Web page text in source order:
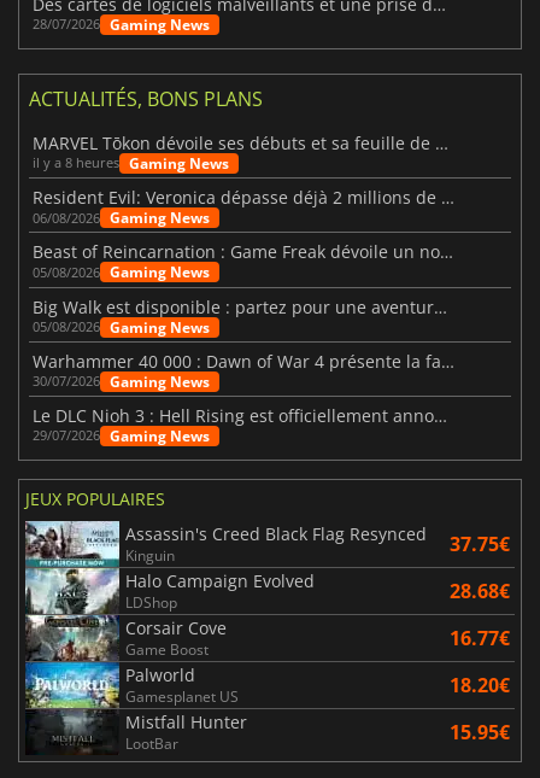
28/07/2026 Gaming News
ACTUALITÉS, BONS PLANS
MARVEL Tōkon dévoile ses débuts et sa feuille de route
il y a 8 heures Gaming News
Resident Evil: Veronica dépasse déjà 2 millions de wishlists
06/08/2026 Gaming News
Beast of Reincarnation : Game Freak dévoile un nouveau pari
05/08/2026 Gaming News
Big Walk est disponible : partez pour une aventure entre amis
05/08/2026 Gaming News
Warhammer 40 000 : Dawn of War 4 présente la faction des Nécrons
30/07/2026 Gaming News
Le DLC Nioh 3 : Hell Rising est officiellement annoncé
29/07/2026 Gaming News
JEUX POPULAIRES
Assassin's Creed Black Flag Resynced
Kinguin 37.75€
Halo Campaign Evolved
LDShop 28.68€
Corsair Cove
Game Boost 16.77€
Palworld
Gamesplanet US 18.20€
Mistfall Hunter
LootBar 15.95€